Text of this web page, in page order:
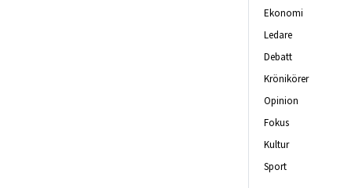
Ekonomi
Ledare
Debatt
Krönikörer
Opinion
Fokus
Kultur
Sport